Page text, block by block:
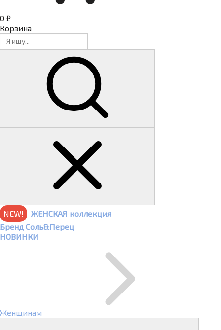
0 ₽
Корзина
NEW!
ЖЕНСКАЯ коллекция
Бренд Соль&Перец
НОВИНКИ
Женщинам